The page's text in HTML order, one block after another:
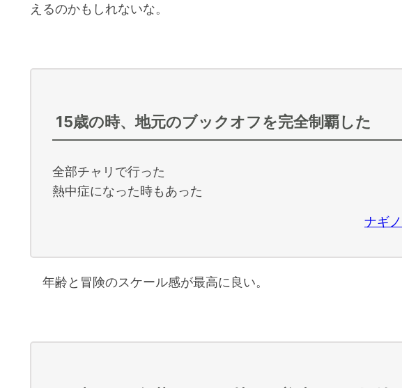
えるのかもしれないな。
15歳の時、地元のブックオフを完全制覇した
全部チャリで行った
熱中症になった時もあった
ナギ
年齢と冒険のスケール感が最高に良い。